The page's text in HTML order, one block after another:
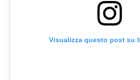
Visualizza questo post su